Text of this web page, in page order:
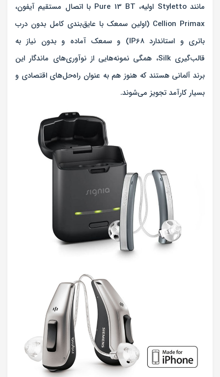
مانندStyletto اولیه، Pure 13 BT با اتصال مستقیم آیفون،
Cellion Primax (اولین سمعک با عایق‌بندی کامل بدون درب
باتری و استاندارد IP68) و سمعک آماده و بدون نیاز به
قالب‌گیریSilk، همگی نمونه‌هایی از نوآوری‌های ماندگار این
برند آلمانی هستند که هنوز هم به عنوان راه‌حل‌های اقتصادی و
بسیار کارآمد تجویز می‌شوند.